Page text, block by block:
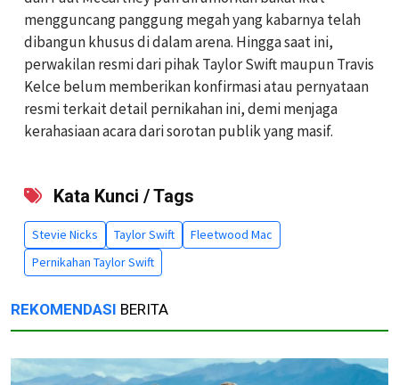
mengguncang panggung megah yang kabarnya telah
dibangun khusus di dalam arena. Hingga saat ini,
perwakilan resmi dari pihak Taylor Swift maupun Travis
Kelce belum memberikan konfirmasi atau pernyataan
resmi terkait detail pernikahan ini, demi menjaga
kerahasiaan acara dari sorotan publik yang masif.
Kata Kunci / Tags
Stevie Nicks Taylor Swift
Fleetwood Mac
Pernikahan Taylor Swift
REKOMENDASI BERITA